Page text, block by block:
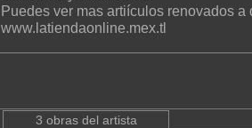
Puedes ver mas artiículos renovados
www.latiendaonline.mex.tl
3 obras del artista